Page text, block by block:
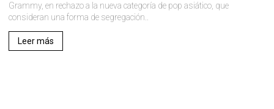
Grammy, en rechazo a la nueva categoría de pop asiático, que
consideran una forma de segregación..
Leer más